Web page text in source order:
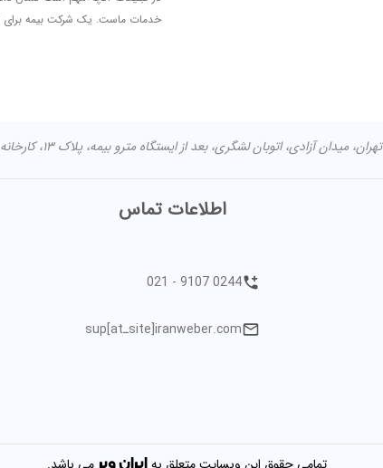
خدمات ماست. یک شرکت بیمه برای
تهران، میدان آزادی، اتوبان لشگری، بعد از ایستگاه مترو بیمه، پلاک ۱۳، کارخانه نوآوری آزادی مرکز اصلی: تهران شهران جنوبی خیابان طوقانی کوچه مختاری -
اطلاعات تماس
021 - 9107 0244
sup[atـsite]iranweber.com